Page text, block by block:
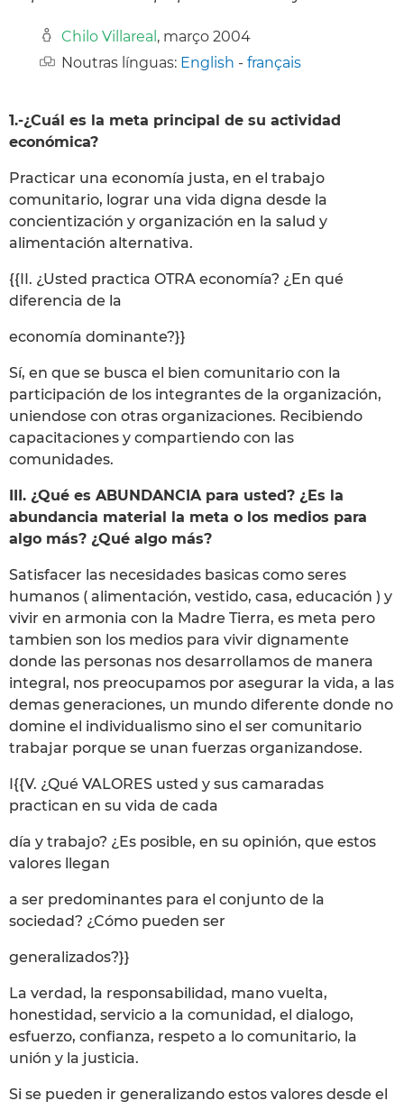
Chilo Villareal , março 2004
Noutras línguas: English - français
1.-¿Cuál es la meta principal de su actividad
económica?
Practicar una economía justa, en el trabajo
comunitario, lograr una vida digna desde la
concientización y organización en la salud y
alimentación alternativa.
{{II. ¿Usted practica OTRA economía? ¿En qué
diferencia de la
economía dominante?}}
Sí, en que se busca el bien comunitario con la
participación de los integrantes de la organización,
uniendose con otras organizaciones. Recibiendo
capacitaciones y compartiendo con las
comunidades.
III. ¿Qué es ABUNDANCIA para usted? ¿Es la
abundancia material la meta o los medios para
algo más? ¿Qué algo más?
Satisfacer las necesidades basicas como seres
humanos ( alimentación, vestido, casa, educación ) y
vivir en armonia con la Madre Tierra, es meta pero
tambien son los medios para vivir dignamente
donde las personas nos desarrollamos de manera
integral, nos preocupamos por asegurar la vida, a las
demas generaciones, un mundo diferente donde no
domine el individualismo sino el ser comunitario
trabajar porque se unan fuerzas organizandose.
I{{V. ¿Qué VALORES usted y sus camaradas
practican en su vida de cada
día y trabajo? ¿Es posible, en su opinión, que estos
valores llegan
a ser predominantes para el conjunto de la
sociedad? ¿Cómo pueden ser
generalizados?}}
La verdad, la responsabilidad, mano vuelta,
honestidad, servicio a la comunidad, el dialogo,
esfuerzo, confianza, respeto a lo comunitario, la
unión y la justicia.
Si se pueden ir generalizando estos valores desde el